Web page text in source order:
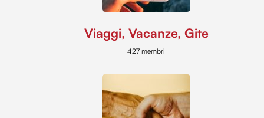
Viaggi, Vacanze, Gite
427 membri